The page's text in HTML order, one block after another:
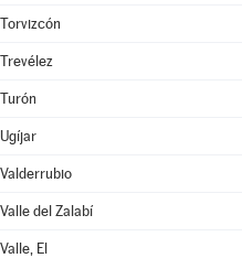
Torvizcón
Trevélez
Turón
Ugíjar
Valderrubio
Valle del Zalabí
Valle, El